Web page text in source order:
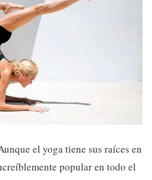
el yoga tiene sus raíces en
popular en todo el